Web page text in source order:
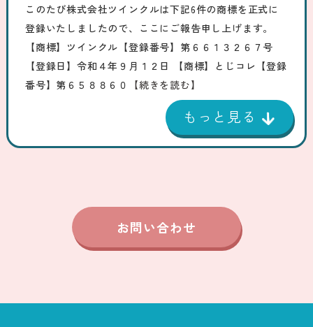
このたび株式会社ツインクルは下記6件の商標を正式に
登録いたしましたので、ここにご報告申し上げます。
【商標】ツインクル【登録番号】第６６１３２６７号
【登録日】令和４年９月１２日 【商標】とじコレ【登録
番号】第６５８８６０
【続きを読む】
お問い合わせ